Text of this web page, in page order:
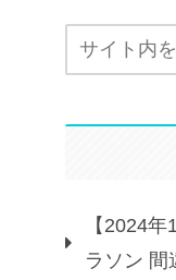
【2024
ラソン 間